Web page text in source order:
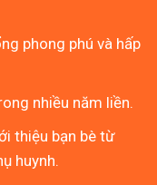
phong phú và hấp
nhiều năm liền.
thiệu bạn bè từ
huynh.